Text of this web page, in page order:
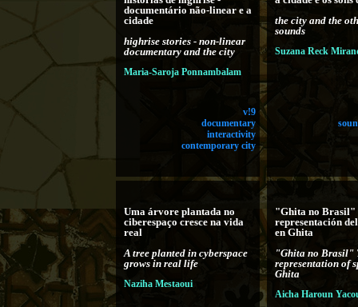
documentário não-linear e a
cidade
highrise stories - non-linear
documentary and the city
Maria-Saroja Ponnambalam
v!9
documentary
interactivity
contemporary city
the city and the
sounds
Suzana Reck
Uma árvore plantada no
ciberespaço cresce na vida
real
A tree planted in cyberspace
grows in real life
Naziha Mestaoui
"Ghita no Brasil"
representación
en Ghita
"Ghita no Brasil"
representation of
Ghita
Aicha Haroun